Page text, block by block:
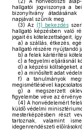
hallgatói jogviszonya a
bizonyítvány
napjával szűnik meg.
(3) Az (1) bekezdés
hallgató képzésben való
jogait és kötelezettségeit,
a) a szállás, étkezés,
hallgató részére nyújtandó
b) a felek kártérítési
c) a fegyelmi eljárásnál
d) a képzési költségeket,
e) a minősített adat
f) a tanulmányok
megismétlésével
g) a megszerzett
figyelembe véve az
(4) A honvédelemért
küldő védelmi
mesterképzésben részt
tartoznak, valamint
idegenrendészeti